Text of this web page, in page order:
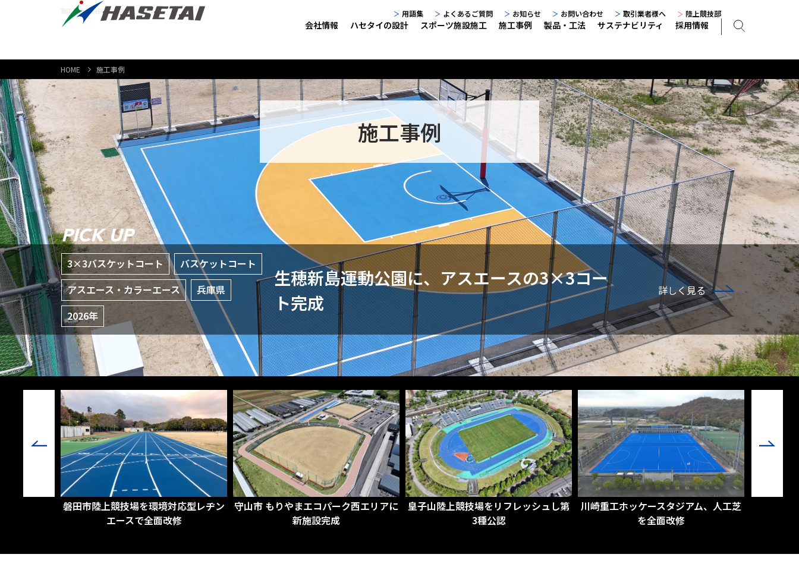
施工事例 | 長谷川体育施設株式会社
会社情報 ハセタイの設計 スポーツ施設施工 施工事例 製品・工法 サステナビリティ 採用情報
用語集 よくあるご質問 お知らせ お問い合わせ 取引業者様へ 陸上競技部
HOME 施工事例
施工事例
PICK UP
3×3バスケットコート
バスケットコート
アスエース・カラーエース
兵庫県
2026年
生穂新島運動公園に、アスエースの3×3コー
ト完成
詳しく見る
磐田市陸上競技場を環境対応型レヂン
エースで全面改修
守山市 もりやまエコパーク西エリアに
新施設完成
皇子山陸上競技場をリフレッシュし第
3種公認
川崎重工ホッケースタジアム、人工芝
を全面改修